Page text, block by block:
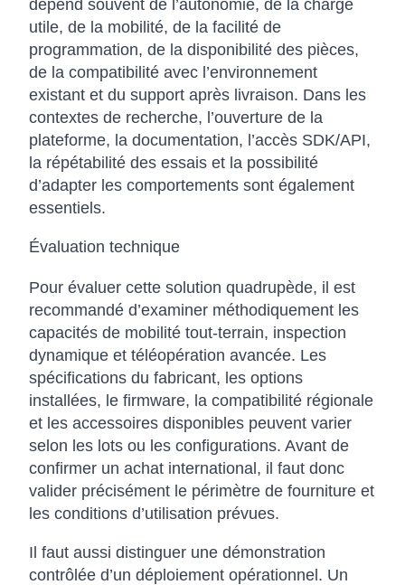
dépend souvent de l’autonomie, de la charge
utile, de la mobilité, de la facilité de
programmation, de la disponibilité des pièces,
de la compatibilité avec l’environnement
existant et du support après livraison. Dans les
contextes de recherche, l’ouverture de la
plateforme, la documentation, l’accès SDK/API,
la répétabilité des essais et la possibilité
d’adapter les comportements sont également
essentiels.
Évaluation technique
Pour évaluer cette solution quadrupède, il est
recommandé d’examiner méthodiquement les
capacités de mobilité tout-terrain, inspection
dynamique et téléopération avancée. Les
spécifications du fabricant, les options
installées, le firmware, la compatibilité régionale
et les accessoires disponibles peuvent varier
selon les lots ou les configurations. Avant de
confirmer un achat international, il faut donc
valider précisément le périmètre de fourniture et
les conditions d’utilisation prévues.
Il faut aussi distinguer une démonstration
contrôlée d’un déploiement opérationnel. Un